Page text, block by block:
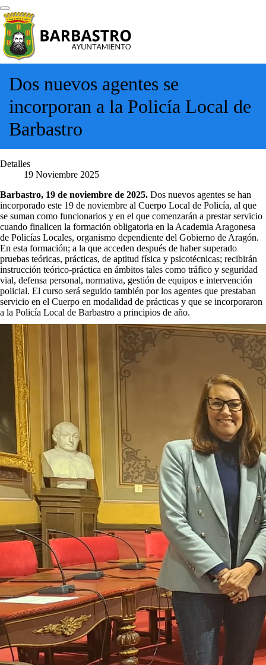
Dos nuevos agentes se
incorporan a la Policía Local de
Barbastro
Detalles
19 Noviembre 2025
Barbastro, 19 de noviembre de 2025. Dos nuevos agentes se han
incorporado este 19 de noviembre al Cuerpo Local de Policía, al que
se suman como funcionarios y en el que comenzarán a prestar servicio
cuando finalicen la formación obligatoria en la Academia Aragonesa
de Policías Locales, organismo dependiente del Gobierno de Aragón.
En esta formación; a la que acceden después de haber superado
pruebas teóricas, prácticas, de aptitud física y psicotécnicas; recibirán
instrucción teórico-práctica en ámbitos tales como tráfico y seguridad
vial, defensa personal, normativa, gestión de equipos e intervención
policial. El curso será seguido también por los agentes que prestaban
servicio en el Cuerpo en modalidad de prácticas y que se incorporaron
a la Policía Local de Barbastro a principios de año.